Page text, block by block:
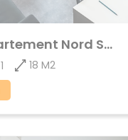
Achat Appartement Nord Saint-Martin
1 18 M2